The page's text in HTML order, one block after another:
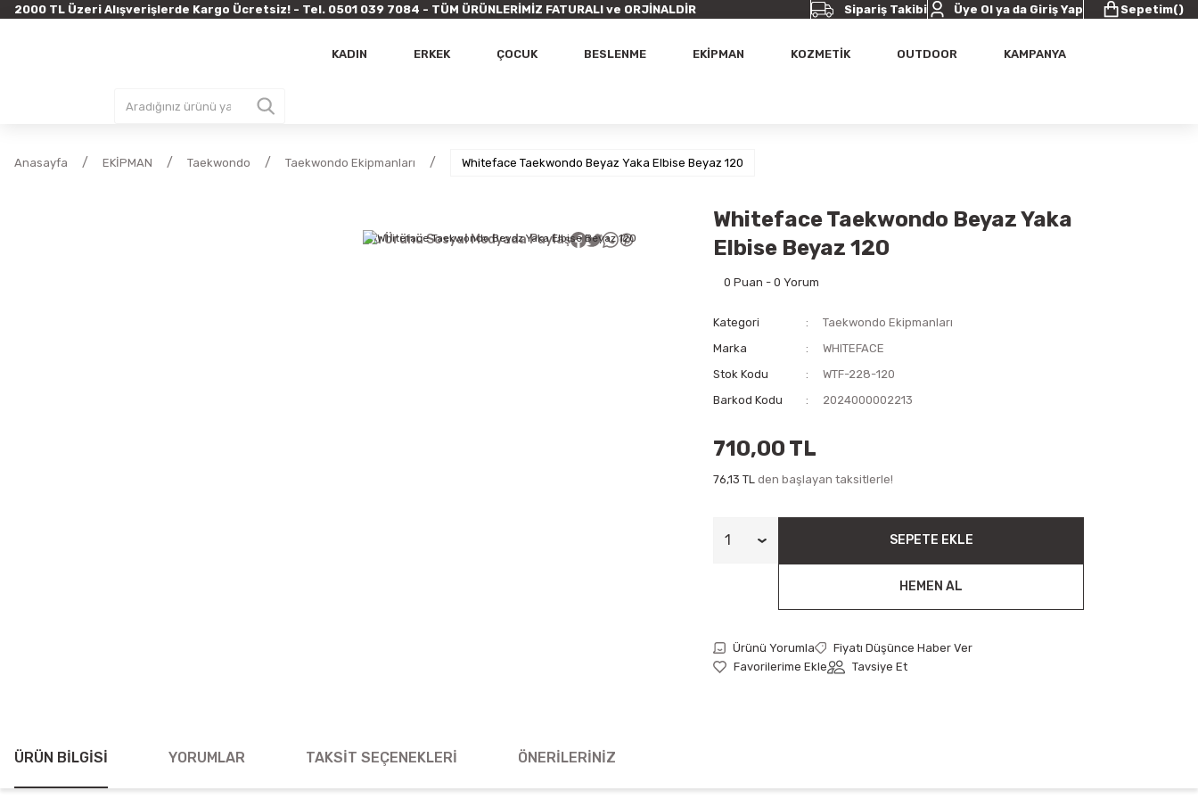
2000 TL Üzeri Alışverişlerde Kargo Ücretsiz! - Tel. 0501 039 7084 - TÜM ÜRÜNLERİMİZ FATURALI ve ORJİNALDİR Sipariş Takibi Üye Ol ya da Giriş Yap Sepetim()
KADIN ERKEK ÇOCUK BESLENME EKİPMAN KOZMETİK OUTDOOR KAMPANYA
Anasayfa EKİPMAN Taekwondo Taekwondo Ekipmanları Whiteface Taekwondo Beyaz Yaka Elbise Beyaz 120
Bu Ürünü Sosyal Medyada Paylaş
Whiteface Taekwondo Beyaz Yaka
Elbise Beyaz 120
0 Puan - 0 Yorum
Kategori
Taekwondo Ekipmanları
Marka
WHITEFACE
Stok Kodu
WTF-228-120
Barkod Kodu
2024000002213
710,00 TL
76,13 TL den başlayan taksitlerle!
SEPETE EKLE
HEMEN AL
Ürünü Yorumla
Fiyatı Düşünce Haber Ver
Tavsiye Et
ÜRÜN BILGISI YORUMLAR TAKSIT SEÇENEKLERI ÖNERILERINIZ